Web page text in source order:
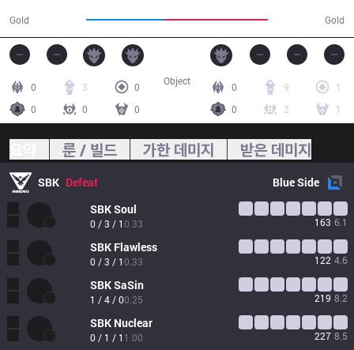
Gold Gold
0 3
0
0
0 0
0 9
1
0
2 1
Object
룬 / 빌드 가한 데미지 받은 데미지
SBK Defeat BlueSide
SBKSoul
0 / 3 / 10.33 163 6.1
SBK Flawless
0 / 3 / 10.33 122 4.6
SBKSaSin
1 / 4 / 00.25 219 8.2
SBK Nuclear
0 / 1 / 1 1.00 227 8.5